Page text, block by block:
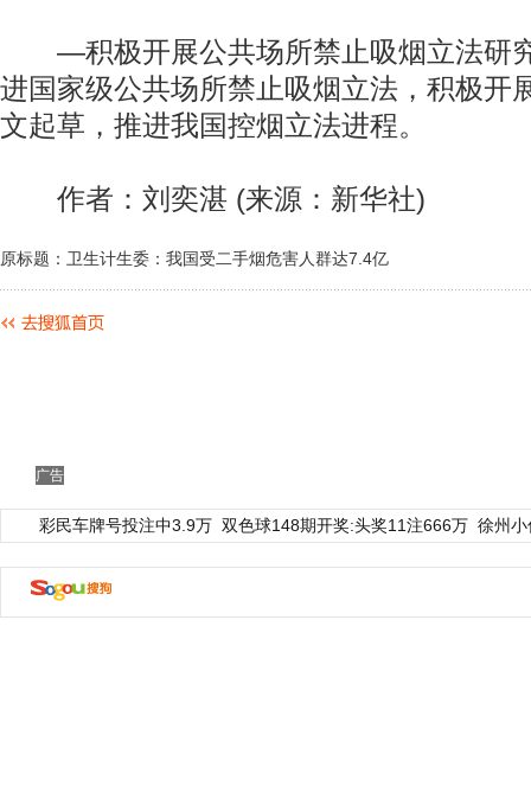
—积极开展公共场所禁止吸烟立法研
进国家级公共场所禁止吸烟立法，积极开
文起草，推进我国控烟立法进程。
作者：刘奕湛 (来源：新华社)
原标题：卫生计生委：我国受二手烟危害人群达7.4亿
广告
彩民车牌号投注中3.9万 双色球148期开奖:头奖11注666万 徐州